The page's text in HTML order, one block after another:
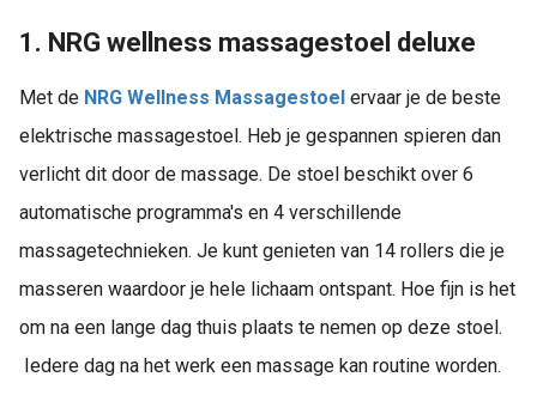
1. NRG wellness massagestoel deluxe
Met de NRG Wellness Massagestoel ervaar je de beste
elektrische massagestoel. Heb je gespannen spieren dan
verlicht dit door de massage. De stoel beschikt over 6
automatische programma's en 4 verschillende
massagetechnieken. Je kunt genieten van 14 rollers die je
masseren waardoor je hele lichaam ontspant. Hoe fijn is het
om na een lange dag thuis plaats te nemen op deze stoel.
Iedere dag na het werk een massage kan routine worden.